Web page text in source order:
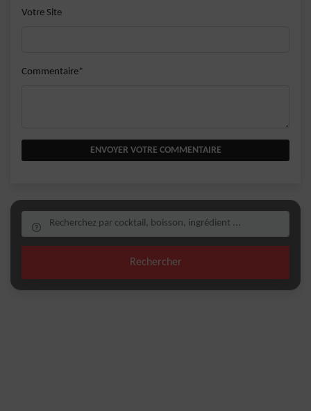
Votre Site
Commentaire*
ENVOYER VOTRE COMMENTAIRE
Rechercher